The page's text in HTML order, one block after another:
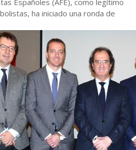
Españoles (AFE), como legítimo
ha iniciado una ronda de